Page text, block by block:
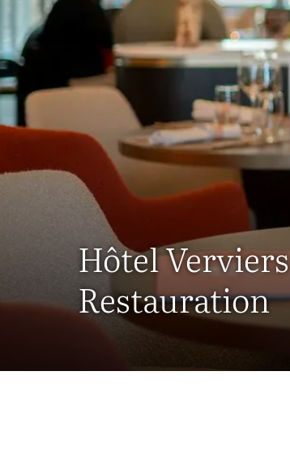
Hôtel Verviers
Restauration